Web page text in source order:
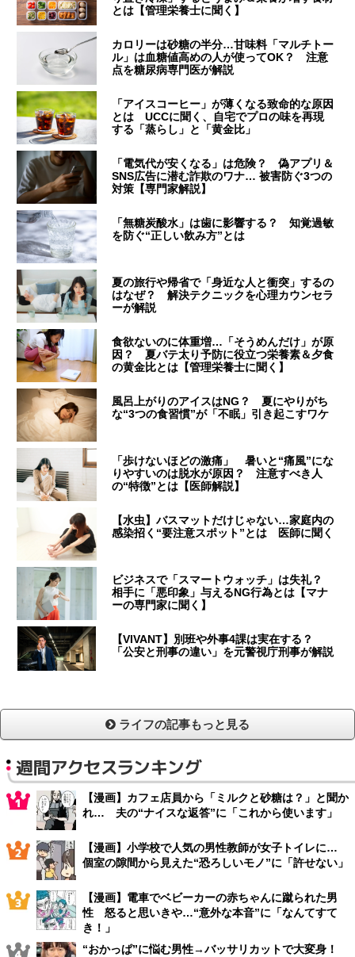
とは【管理栄養士に聞く】
カロリーは砂糖の半分…甘味料「マルチトー
ル」は血糖値高めの人が使ってOK？ 注意
点を糖尿病専門医が解説
「アイスコーヒー」が薄くなる致命的な原因
とは UCCに聞く、自宅でプロの味を再現
する「蒸らし」と「黄金比」
「電気代が安くなる」は危険？ 偽アプリ＆
SNS広告に潜む詐欺のワナ… 被害防ぐ3つの
対策【専門家解説】
「無糖炭酸水」は歯に影響する？ 知覚過敏
を防ぐ“正しい飲み方”とは
夏の旅行や帰省で「身近な人と衝突」するの
はなぜ？ 解決テクニックを心理カウンセラ
ーが解説
食欲ないのに体重増…「そうめんだけ」が原
因？ 夏バテ太り予防に役立つ栄養素＆夕食
の黄金比とは【管理栄養士に聞く】
風呂上がりのアイスはNG？ 夏にやりがち
な“3つの食習慣”が「不眠」引き起こすワケ
「歩けないほどの激痛」 暑いと“痛風”にな
りやすいのは脱水が原因？ 注意すべき人
の“特徴”とは【医師解説】
【水虫】バスマットだけじゃない…家庭内の
感染招く“要注意スポット”とは 医師に聞く
ビジネスで「スマートウォッチ」は失礼？
相手に「悪印象」与えるNG行為とは【マナ
ーの専門家に聞く】
【VIVANT】別班や外事4課は実在する？
「公安と刑事の違い」を元警視庁刑事が解説
ライフの記事もっと見る
週間アクセスランキング
【漫画】カフェ店員から「ミルクと砂糖は？」と聞か
れ… 夫の“ナイスな返答”に「これから使います」
【漫画】小学校で人気の男性教師が女子トイレに…
個室の隙間から見えた“恐ろしいモノ”に「許せない」
【漫画】電車でベビーカーの赤ちゃんに蹴られた男
性 怒ると思いきや…“意外な本音”に「なんてすて
き！」
“おかっぱ”に悩む男性→バッサリカットで大変身！